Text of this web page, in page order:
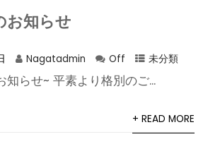
お知らせ
Nagatadmin Off 未分類
知らせ~ 平素より格別のご...
+ READ MORE